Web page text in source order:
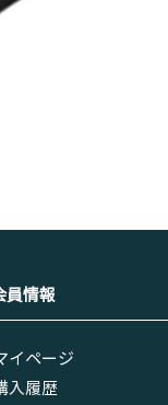
員情報
イページ
入履歴